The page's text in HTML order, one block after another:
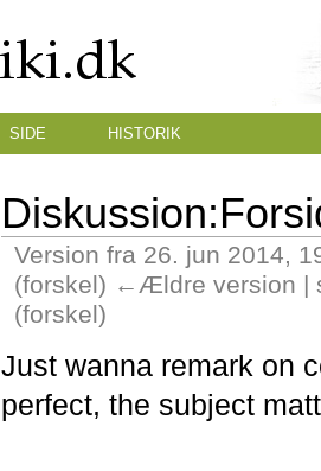
Version fra 26. jun 2014,
(forskel) ←Ældre version |
(forskel)
Just wanna remark on
perfect, the subject
SIDE HISTORIK